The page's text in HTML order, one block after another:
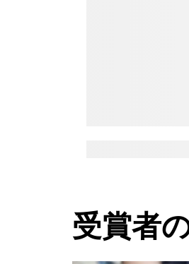
受賞者